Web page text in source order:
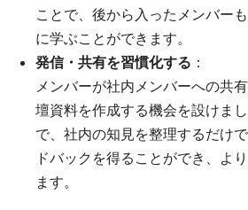
ことで、後から入ったメンバー
に学ぶことができます。
発信・共有を習慣化する ：
メンバーが社内メンバーへの共
壇資料を作成する機会を設けま
で、社内の知見を整理するだけ
ドバックを得ることができ、よ
ます。